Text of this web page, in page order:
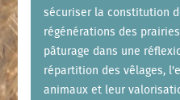
sécuriser la constitution
régénérations des
pâturage dans une
répartition des vêlages,
animaux et leur